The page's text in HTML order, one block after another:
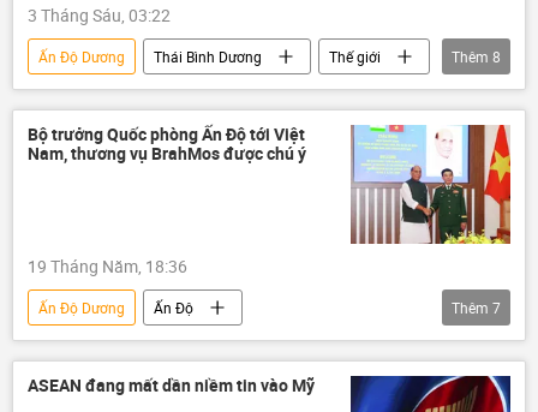
3 Tháng Sáu, 03:22
Ấn Độ Dương Thái Bình Dương
Thế giới
Quân sự
Chính trị
lĩnh vực hạt nhân
vũ khí hạt nhân
AUKUS
Hàn Quốc
Trung Quốc
Thêm 8
Bộ trưởng Quốc phòng Ấn Độ tới Việt
Nam, thương vụ BrahMos được chú ý
19 Tháng Năm, 18:36
Ấn Độ Dương
Ấn Độ
Ấn Độ - Thái Bình Dương
BrahMos
Phan Văn Giang
Bộ Quốc phòng Việt Nam
Thêm 7
ASEAN đang mất dần niềm tin vào Mỹ